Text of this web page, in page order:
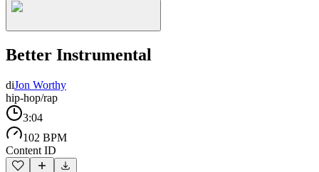
Better Instrumental
diJon Worthy
hip-hop/rap
3:04
102 BPM
Content ID